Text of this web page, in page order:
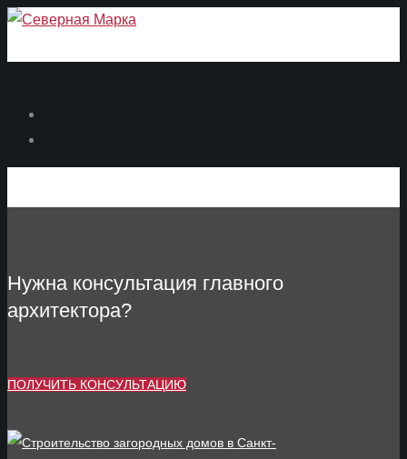
Нужна консультация главного
архитектора?
ПОЛУЧИТЬ КОНСУЛЬТАЦИЮ